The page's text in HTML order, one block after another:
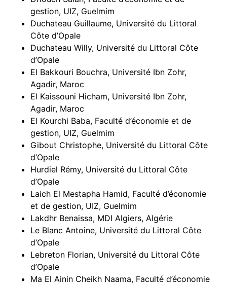
gestion, UIZ, Guelmim
Duchateau Guillaume, Université du Littoral
Côte d’Opale
Duchateau Willy, Université du Littoral Côte
d’Opale
El Bakkouri Bouchra, Université Ibn Zohr,
Agadir, Maroc
El Kaissouni Hicham, Université Ibn Zohr,
Agadir, Maroc
El Kourchi Baba, Faculté d’économie et de
gestion, UIZ, Guelmim
Gibout Christophe, Université du Littoral Côte
d’Opale
Hurdiel Rémy, Université du Littoral Côte
d’Opale
Laich El Mestapha Hamid, Faculté d’économie
et de gestion, UIZ, Guelmim
Lakdhr Benaissa, MDI Algiers, Algérie
Le Blanc Antoine, Université du Littoral Côte
d’Opale
Lebreton Florian, Université du Littoral Côte
d’Opale
Ma El Ainin Cheikh Naama, Faculté d’économie